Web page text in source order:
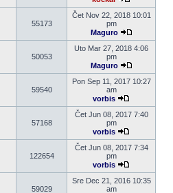
Pogledaj
poslednji
55173
Čet Nov 22, 2018 10:01
pm
Maguro
Pogledaj
poslednji
50053
Uto Mar 27, 2018 4:06
pm
Maguro
Pogledaj
poslednji
59540
Pon Sep 11, 2017 10:27
am
vorbis
Pogledaj
poslednji
57168
Čet Jun 08, 2017 7:40
pm
vorbis
Pogledaj
poslednji
122654
Čet Jun 08, 2017 7:34
pm
vorbis
Pogledaj
poslednji
59029
Sre Dec 21, 2016 10:35
am